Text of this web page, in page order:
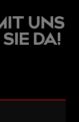
UNS
DA!